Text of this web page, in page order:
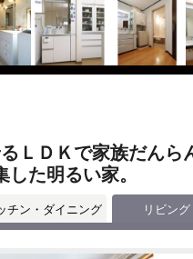
ＬＤＫで家族だんら
た明るい家。
チン・ダイニング リビング